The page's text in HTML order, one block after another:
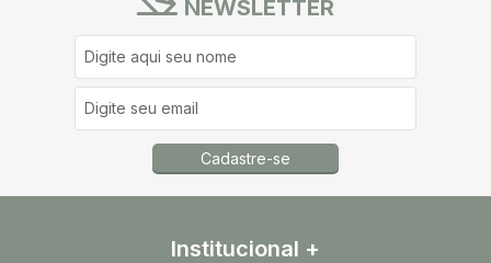
NEWSLETTER
Cadastre-se
Institucional